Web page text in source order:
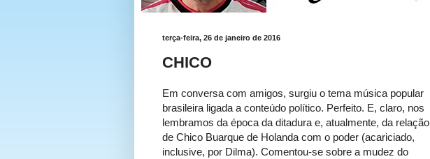
terça-feira, 26 de janeiro de 2016
CHICO
Em conversa com amigos, surgiu o tema música popular
brasileira ligada a conteúdo político. Perfeito. E, claro, nos
lembramos da época da ditadura e, atualmente, da relação
de Chico Buarque de Holanda com o poder (acariciado,
inclusive, por Dilma). Comentou-se sobre a mudez do